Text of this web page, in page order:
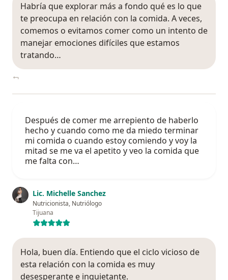
Habría que explorar más a fondo qué es lo que
te preocupa en relación con la comida. A veces,
comemos o evitamos comer como un intento de
manejar emociones difíciles que estamos
tratando…
Después de comer me arrepiento de haberlo
hecho y cuando como me da miedo terminar
mi comida o cuando estoy comiendo y voy la
mitad se me va el apetito y veo la comida que
me falta con…
Lic. Michelle Sanchez
Nutricionista, Nutriólogo
Tijuana
Hola, buen día. Entiendo que el ciclo vicioso de
esta relación con la comida es muy
desesperante e inquietante.